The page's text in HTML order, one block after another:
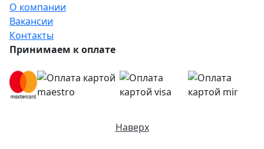
О компании
Вакансии
Контакты
Принимаем к оплате
Наверх